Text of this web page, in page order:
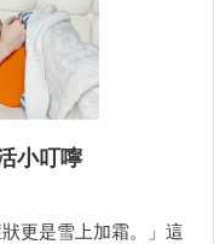
小叮嚀
更是雪上加霜。」這